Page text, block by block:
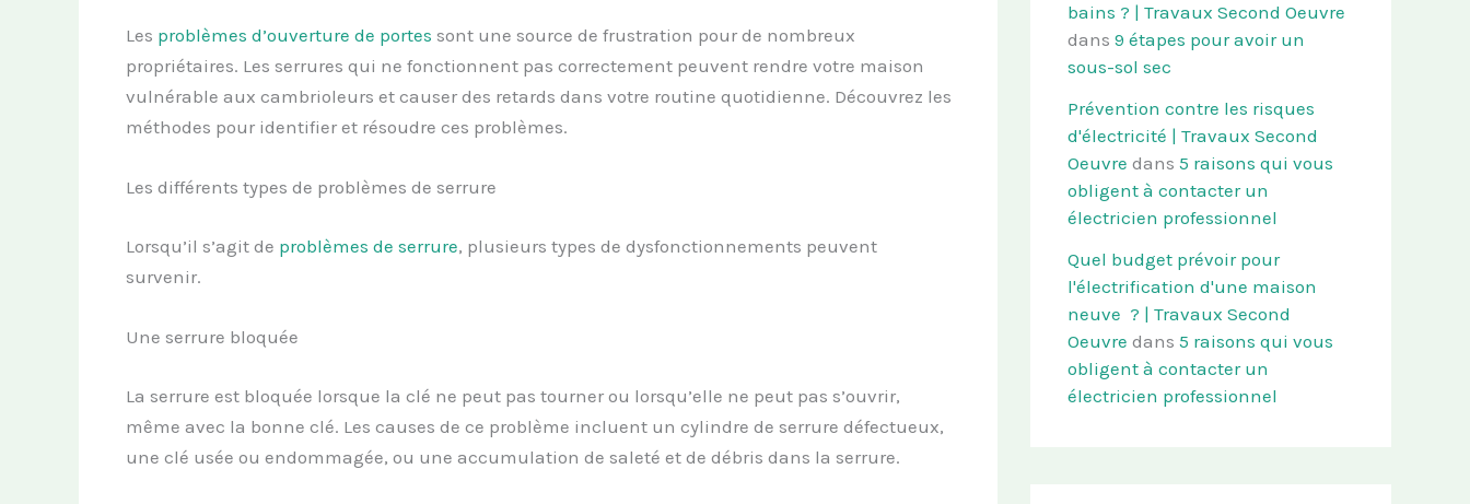
Les problèmes d’ouverture de portes sont une source de frustration pour de nombreux
propriétaires. Les serrures qui ne fonctionnent pas correctement peuvent rendre votre maison
vulnérable aux cambrioleurs et causer des retards dans votre routine quotidienne. Découvrez les
méthodes pour identifier et résoudre ces problèmes.
Les différents types de problèmes de serrure
Lorsqu’il s’agit de problèmes de serrure, plusieurs types de dysfonctionnements peuvent
survenir.
Une serrure bloquée
La serrure est bloquée lorsque la clé ne peut pas tourner ou lorsqu’elle ne peut pas s’ouvrir,
même avec la bonne clé. Les causes de ce problème incluent un cylindre de serrure défectueux,
une clé usée ou endommagée, ou une accumulation de saleté et de débris dans la serrure.
bains ? | Travaux Second Oeuvre
dans 9 étapes pour avoir un
sous-sol sec
Prévention contre les risques
d'électricité | Travaux Second
Oeuvre dans 5 raisons qui vous
obligent à contacter un
électricien professionnel
Quel budget prévoir pour
l'électrification d'une maison
neuve ? | Travaux Second
Oeuvre dans 5 raisons qui vous
obligent à contacter un
électricien professionnel